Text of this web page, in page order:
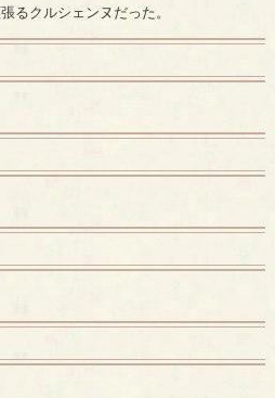
るクルシェンヌだった。